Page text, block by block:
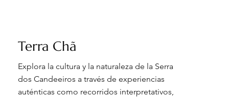
Terra Chã
Explora la cultura y la naturaleza de la Serra
dos Candeeiros a través de experiencias
auténticas como recorridos interpretativos,